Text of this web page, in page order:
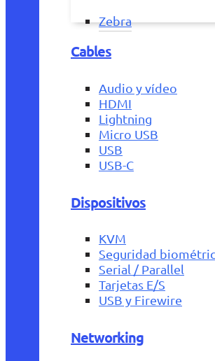
Zebra
Cables
Audio y vídeo
HDMI
Lightning
Micro USB
USB
USB-C
Dispositivos
KVM
Seguridad
Serial / Parallel
Tarjetas E/S
USB y Firewire
Networking